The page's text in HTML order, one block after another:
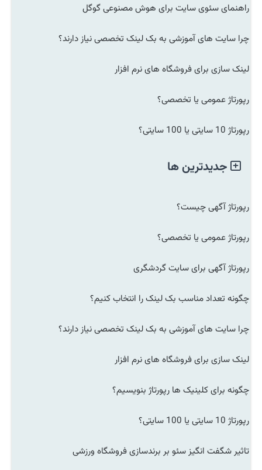
راهنمای سئوی سایت برای هوش مصنوعی گوگل
چرا سایت های آموزشی به بک لینک تخصصی نیاز دارند؟
لینک سازی برای فروشگاه های نرم افزار
رپورتاژ عمومی یا تخصصی؟
رپورتاژ 10 سایتی یا 100 سایتی؟
جدیدترین ها
رپورتاژ آگهی چیست؟
رپورتاژ عمومی یا تخصصی؟
رپورتاژ آگهی برای سایت گردشگری
چگونه تعداد مناسب بک لینک را انتخاب کنیم؟
چرا سایت های آموزشی به بک لینک تخصصی نیاز دارند؟
لینک سازی برای فروشگاه های نرم افزار
چگونه برای کلینیک ها رپورتاژ بنویسیم؟
رپورتاژ 10 سایتی یا 100 سایتی؟
تاثیر شگفت انگیز سئو بر برندسازی فروشگاه ورزشی